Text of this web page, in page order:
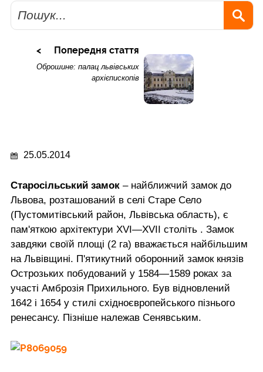
Пошук
Попередня стаття
Оброшине: палац львівських
архієпископів
25.05.2014
Старосільський замок – найближчий замок до
Львова, розташований в селі Старе Село
(Пустомитівський район, Львівська область), є
пам'яткою архітектури XVI—XVII століть . Замок
завдяки своїй площі (2 га) вважається найбільшим
на Львівщині. П'ятикутний оборонний замок князів
Острозьких побудований у 1584—1589 роках за
участі Амброзія Прихильного. Був відновлений
1642 і 1654 у стилі східноєвропейського пізнього
ренесансу. Пізніше належав Сенявським.